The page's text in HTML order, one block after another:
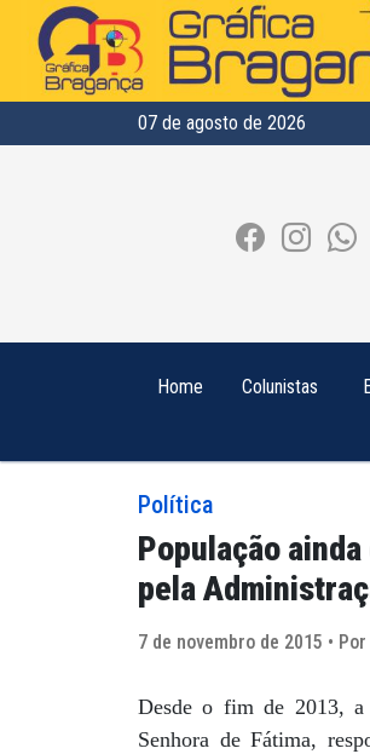
07 de agosto de 2026
Home Colunistas
Política
População
pela
7 de novembro de 2015 •
Desde o fim de 2013, a
Senhora de Fátima,